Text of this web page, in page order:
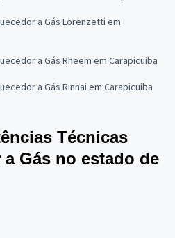
a Gás Lorenzetti em
a Gás Rheem em Carapicuíba
a Gás Rinnai em Carapicuíba
Técnicas
Gás no estado de